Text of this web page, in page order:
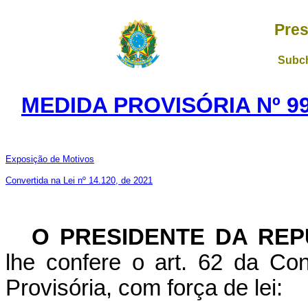
MEDIDA PROVISÓRIA Nº
Exposição de Motivos
Convertida na Lei nº 14.120, de 2021
O PRESIDENTE DA
lhe confere o art. 62 da
Provisória, com força de lei: